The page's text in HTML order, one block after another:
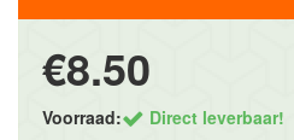
€8.50
Voorraad: Direct leverbaar!